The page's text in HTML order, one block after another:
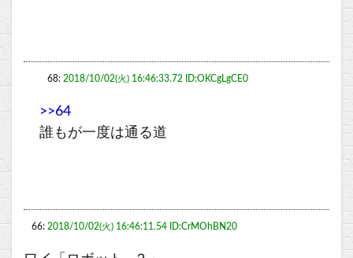
68: 2018/10/02(火) 16:46:33.72 ID:OKCgLgCE0
>>64
誰もが一度は通る道
66: 2018/10/02(火) 16:46:11.54 ID:CrMOhBN20